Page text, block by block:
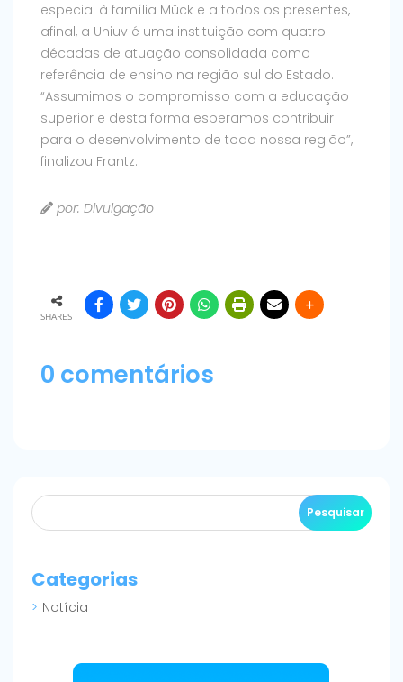
especial à família Mück e a todos os presentes,
afinal, a Uniuv é uma instituição com quatro
décadas de atuação consolidada como
referência de ensino na região sul do Estado.
“Assumimos o compromisso com a educação
superior e desta forma esperamos contribuir
para o desenvolvimento de toda nossa região”,
finalizou Frantz.
por: Divulgação
SHARES
0 comentários
Categorias
Notícia